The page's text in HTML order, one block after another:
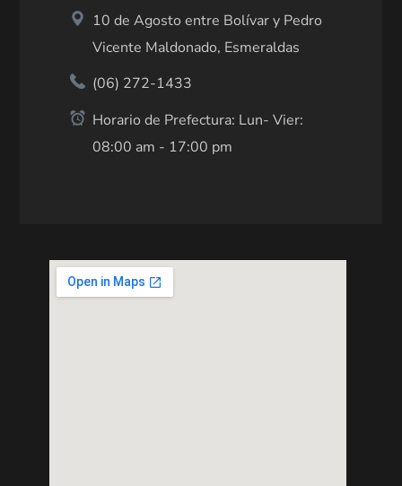
10 de Agosto entre Bolívar y Pedro
Vicente Maldonado, Esmeraldas
(06) 272-1433
Horario de Prefectura: Lun- Vier:
08:00 am - 17:00 pm